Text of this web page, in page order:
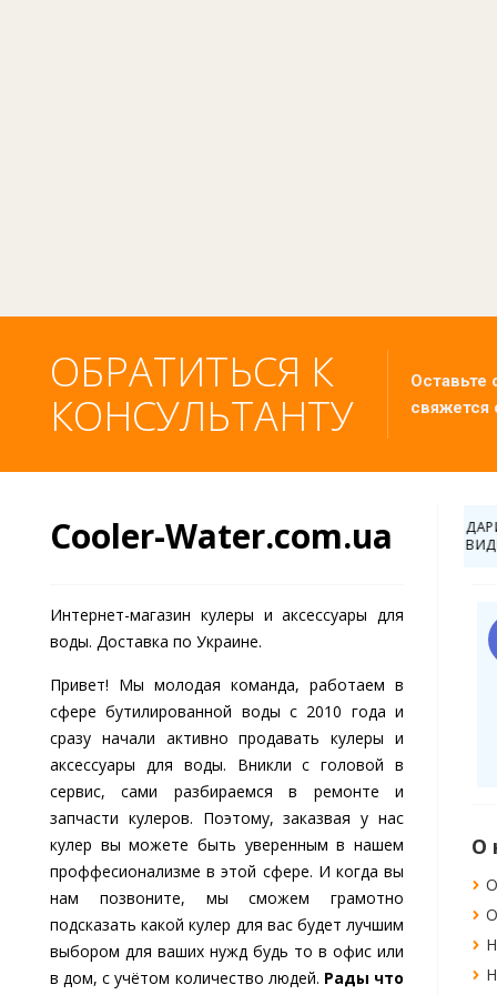
ОБРАТИТЬСЯ К
КОНСУЛЬТАНТУ
Оставьте
свяжется
Cooler-Water.com.ua
Интернет-магазин кулеры и аксессуары для
воды. Доставка по Украине.
Привет! Мы молодая команда, работаем в
сфере бутилированной воды c 2010 года и
сразу начали активно продавать кулеры и
аксессуары для воды. Вникли с головой в
сервис, сами разбираемся в ремонте и
запчасти кулеров. Поэтому, заказвая у нас
кулер вы можете быть уверенным в нашем
проффесионализме в этой сфере. И когда вы
нам позвоните, мы сможем грамотно
подсказать какой кулер для вас будет лучшим
выбором для ваших нужд будь то в офис или
в дом, с учётом количество людей. Рады что
500 ГРН ЗА
РАСПАКОВКОЙ!
СКИДКА ДО -20% ЗА
ПОДПИСКУ НА СОЦ.СЕТИ
Иванюк
в этом
HotFrost с
загрузкой
в офис,
и выглядит
Быстрая
по Киеву.
2019-11-20
И Иван Скивко
для воды. Спасибо
автору за публикацию
интересной статьи и
нужной при этом.
Дата: 2020-09-23
Подробнее
Помощь
Договор офёрты
Возврат/обмен товара
Вопросы и ответы
Покупка в кредит
Полезное
Блог
Оптовикам
Скидки и акции
Доставка и оплата